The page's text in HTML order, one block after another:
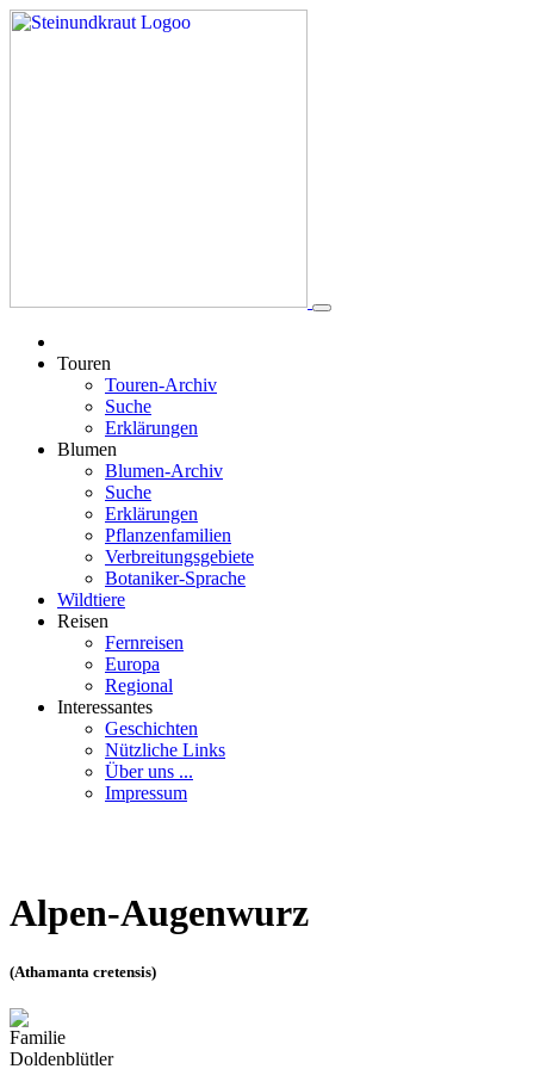
Touren
Touren-Archiv
Suche
Erklärungen
Blumen
Blumen-Archiv
Suche
Erklärungen
Pflanzenfamilien
Verbreitungsgebiete
Botaniker-Sprache
Wildtiere
Reisen
Fernreisen
Europa
Regional
Interessantes
Geschichten
Nützliche Links
Über uns ...
Impressum
Alpen-Augenwurz
(Athamanta cretensis)
Familie
Doldenblütler